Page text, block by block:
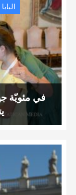
في مئويّة